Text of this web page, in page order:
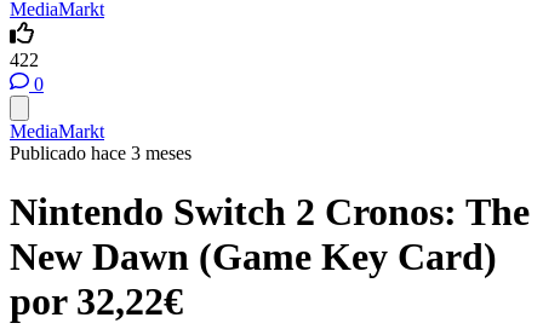
MediaMarkt
422
0
MediaMarkt
Publicado hace 3 meses
Nintendo Switch 2 Cronos: The
New Dawn (Game Key Card)
por 32,22€